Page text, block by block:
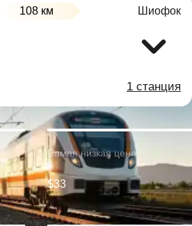
108 км Шиофок
1 станция
Самая низкая цена:
$33